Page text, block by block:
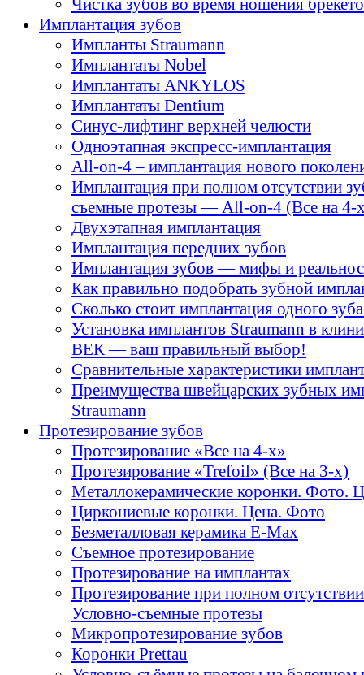
Чистка зубов во время ношения
Имплантация зубов
Импланты Straumann
Имплантаты Nobel
Имплантаты ANKYLOS
Имплантаты Dentium
Синус-лифтинг верхней челюсти
Одноэтапная экспресс-имплантация
All-on-4 – имплантация нового
Имплантация при полном отсутствии
съемные протезы — All-on-4 (Все на 4-
Двухэтапная имплантация
Имплантация передних зубов
Имплантация зубов — мифы и
Как правильно подобрать зубной
Сколько стоит имплантация одного
Установка имплантов Straumann в
ВЕК — ваш правильный выбор!
Сравнительные характеристики
Преимущества швейцарских зубных
Straumann
Протезирование зубов
Протезирование «Все на 4-х»
Протезирование «Trefoil» (Все на 3-х)
Металлокерамические коронки. Фото.
Циркониевые коронки. Цена. Фото
Безметалловая керамика E-Max
Cъемное протезирование
Протезирование на имплантах
Протезирование при полном
Условно-съемные протезы
Микропротезирование зубов
Коронки Prettau